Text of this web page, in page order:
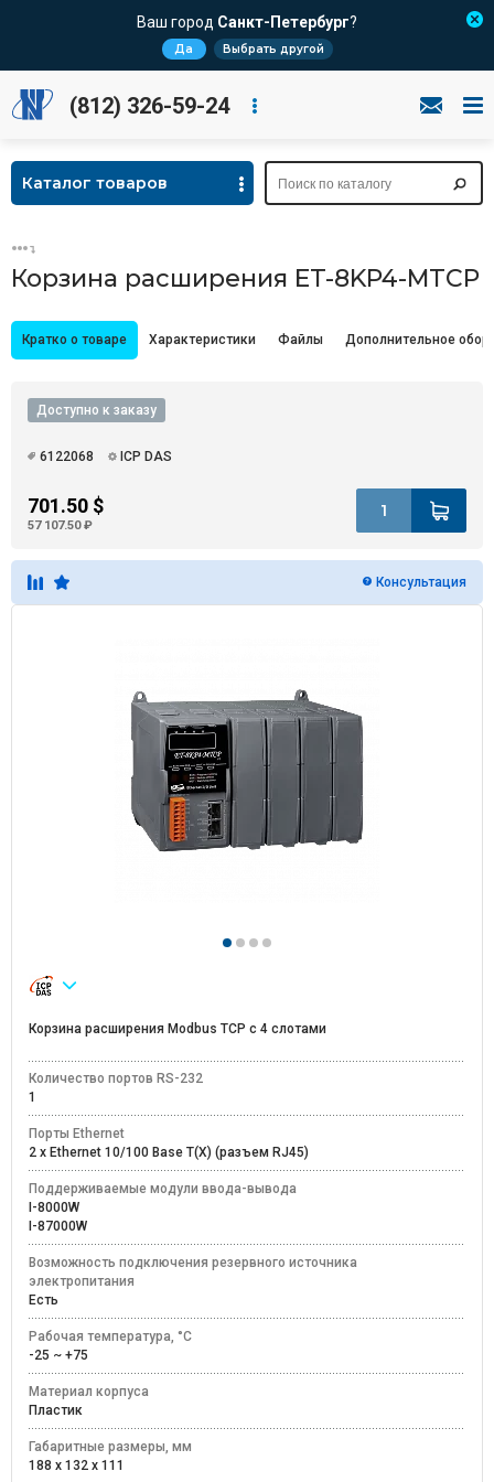
Ваш город Санкт-Петербург?
Да Выбрать другой
(812) 326-59-24
Каталог товаров
Корзина расширения ET-8KP4-MTCP
Кратко о товаре Характеристики Файлы Дополнительное
Доступно к заказу
6122068 ICP DAS
701.50 $
57 107.50 ₽
Консультация
Корзина расширения Modbus TCP с 4 слотами
Количество портов RS-232
1
Порты Ethernet
2 x Ethernet 10/100 Base T(X) (разъем RJ45)
Поддерживаемые модули ввода-вывода
I-8000W
I-87000W
Возможность подключения резервного источника
электропитания
Есть
Рабочая температура, °C
-25 ~ +75
Материал корпуса
Пластик
Габаритные размеры, мм
188 x 132 x 111